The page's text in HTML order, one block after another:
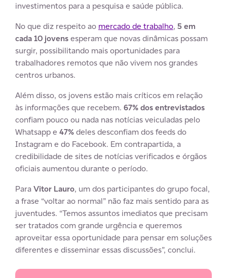
investimentos para a pesquisa e saúde pública.
No que diz respeito ao mercado de trabalho, 5 em
cada 10 jovensesperam que novas dinâmicas possam
surgir, possibilitando mais oportunidades para
trabalhadores remotos que não vivem nos grandes
centros urbanos.
Além disso, os jovens estão mais críticos em relação
às informações que recebem. 67% dos entrevistados
confiam pouco ou nada nas notícias veiculadas pelo
Whatsapp e 47%deles desconfiam dos feeds do
Instagram e do Facebook. Em contrapartida, a
credibilidade de sites de notícias verificados e órgãos
oficiais aumentou durante o período.
Para Vitor Lauro, um dos participantes do grupo focal,
a frase “voltar ao normal” não faz mais sentido para as
juventudes. “Temos assuntos imediatos que precisam
ser tratados com grande urgência e queremos
aproveitar essa oportunidade para pensar em soluções
diferentes e disseminar essas discussões”, conclui.